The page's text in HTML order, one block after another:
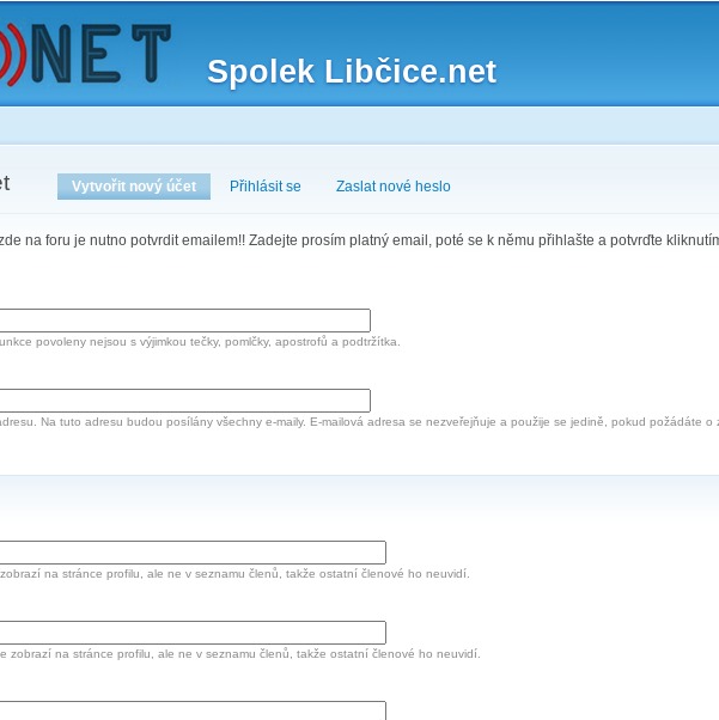
content
Spolek Libčice.net
Vytvořit nový účet (active tab)
Přihlásit se Zaslat nové heslo
na foru je nutno potvrdit emailem!! Zadejte prosím platný email, poté se k němu přihlašte a potvrďte
povoleny nejsou s výjimkou tečky, pomlčky, apostrofů a podtržítka.
Na tuto adresu budou posílány všechny e-maily. E-mailová adresa se nezveřejňuje a použije se jedině, pokud požádáte
na stránce profilu, ale ne v seznamu členů, takže ostatní členové ho neuvidí.
zobrazí na stránce profilu, ale ne v seznamu členů, takže ostatní členové ho neuvidí.